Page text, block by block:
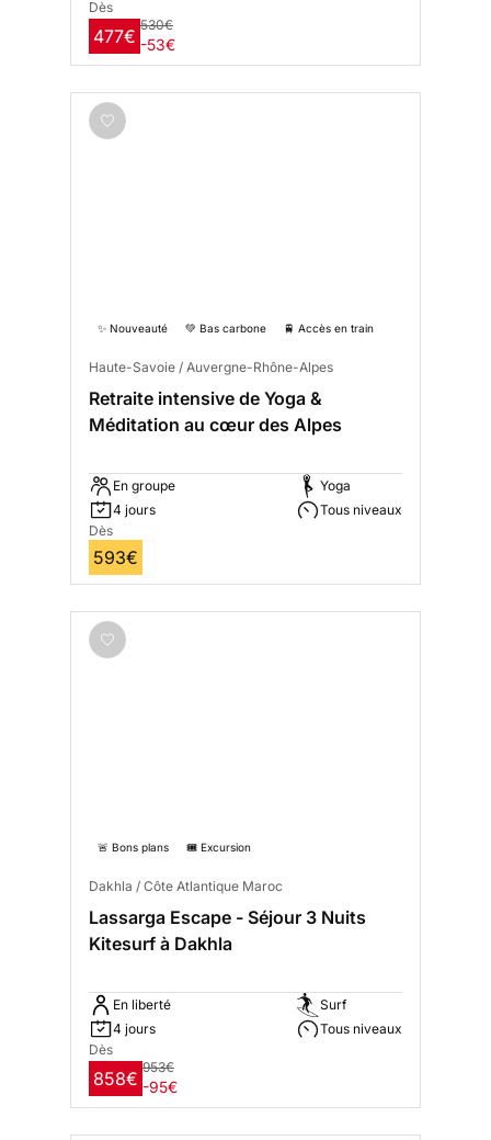
Dès
477€
530€
-53€
✨ Nouveauté 💚 Bas carbone 🚆 Accès en train
Haute-Savoie / Auvergne-Rhône-Alpes
Retraite intensive de Yoga &
Méditation au cœur des Alpes
En groupe
4 jours
Yoga
Tous niveaux
Dès
593€
🚨 Bons plans 🎟️ Excursion
Dakhla / Côte Atlantique Maroc
Lassarga Escape - Séjour 3 Nuits
Kitesurf à Dakhla
En liberté
4 jours
Surf
Tous niveaux
Dès
858€
953€
-95€